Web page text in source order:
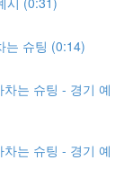
는 슈팅 (0:14)
는 슈팅 - 경기 예
는 슈팅 - 경기 예